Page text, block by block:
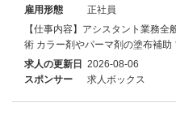
雇用形態
正社員
【仕事内容】アシスタント業務
術 カラー剤やパーマ剤の塗布補助
求人の更新日 2026-08-06
スポンサー
求人ボックス